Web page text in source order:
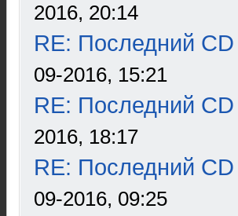
2016, 20:14
RE: Последний
09-2016, 15:21
RE: Последний
2016, 18:17
RE: Последний
09-2016, 09:25